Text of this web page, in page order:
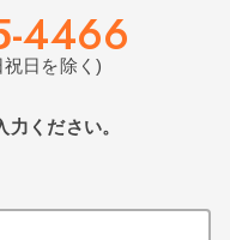
4466
日を除く)
ください。